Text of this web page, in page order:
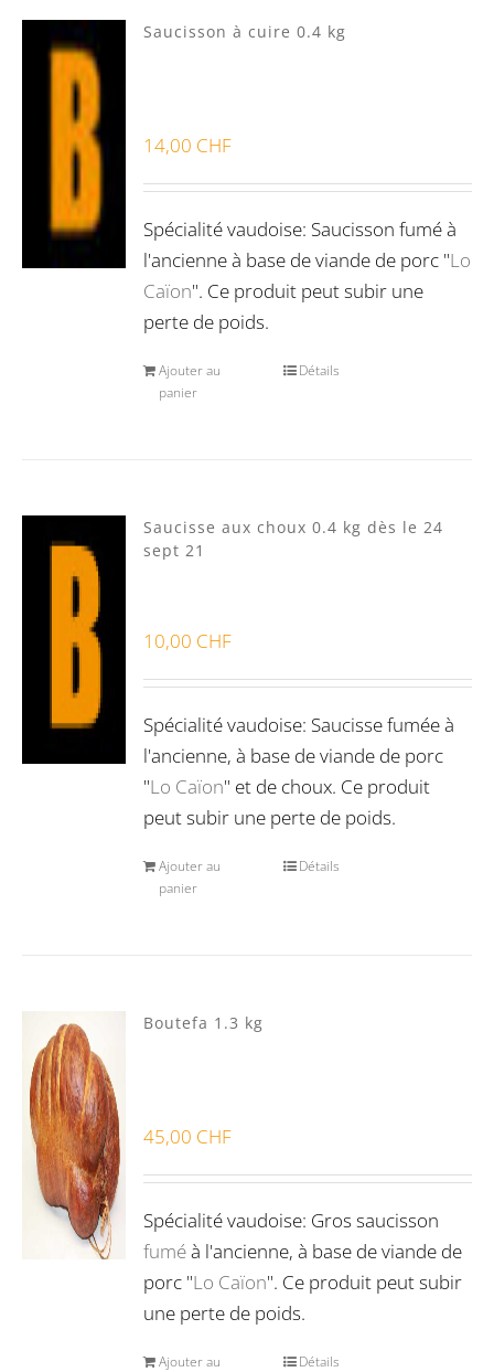
Veau Lo VÎ(0)
Volaille Suisse
Poste standard (3)
Retrait à Sévery(0)
(0)
Bon pour la santé
Produits fumoir (0)
Produits séchoir
Spécialité vaudoises
Saucisson à cuire 0.4 kg
14,00 CHF
Spécialité vaudoise: Saucisson fumé à
l'ancienne à base de viande de porc "Lo
Caïon". Ce produit peut subir une
perte de poids.
Ajouter au
panier
Détails
Saucisse aux choux 0.4 kg dès le 24
sept 21
10,00 CHF
Spécialité vaudoise: Saucisse fumée à
l'ancienne, à base de viande de porc
"Lo Caïon" et de choux. Ce produit
peut subir une perte de poids.
Ajouter au
panier
Détails
Boutefa 1.3 kg
45,00 CHF
Spécialité vaudoise: Gros saucisson
fuméà l'ancienne, à base de viande de
porc "Lo Caïon". Ce produit peut subir
une perte de poids.
Ajouter au
Détails